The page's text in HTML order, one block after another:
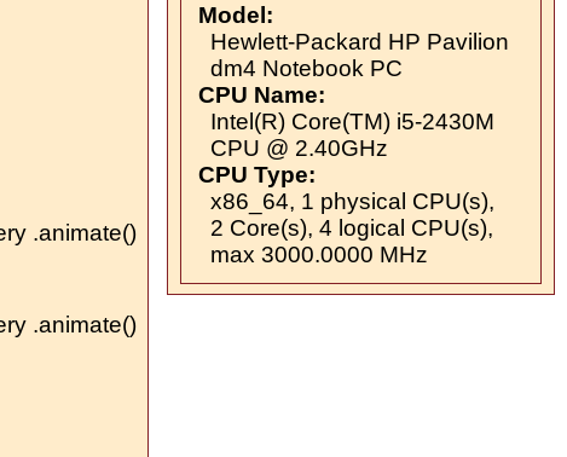
.animate()
.animate()
Model:
Hewlett-Packard HP Pavilion
dm4 Notebook PC
CPU Name:
Intel(R) Core(TM) i5-2430M
CPU @ 2.40GHz
CPU Type:
x86_64, 1 physical CPU(s),
2 Core(s), 4 logical CPU(s),
max 3000.0000 MHz